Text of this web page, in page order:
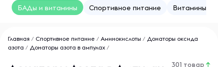
БАДы и витамины Спортивное питание Витамины
Главная / Спортивное питание / Аминокислоты / Донаторы оксида
азота / Донаторы азота в ампулах /
301 товар ↑